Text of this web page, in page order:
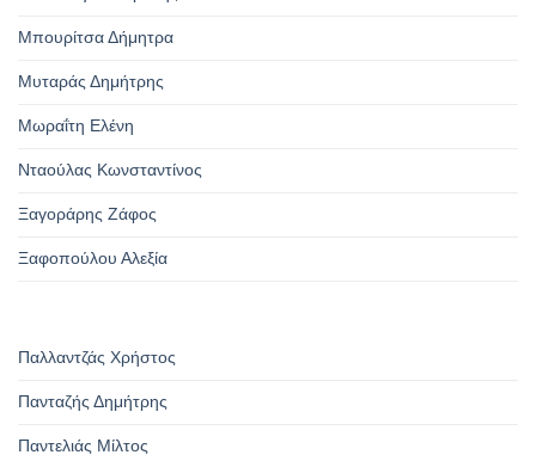
Μπουρίτσα Δήμητρα
Μυταράς Δημήτρης
Μωραΐτη Ελένη
Νταούλας Κωνσταντίνος
Ξαγοράρης Ζάφος
Ξαφοπούλου Αλεξία
Παλλαντζάς Χρήστος
Πανταζής Δημήτρης
Παντελιάς Μίλτος